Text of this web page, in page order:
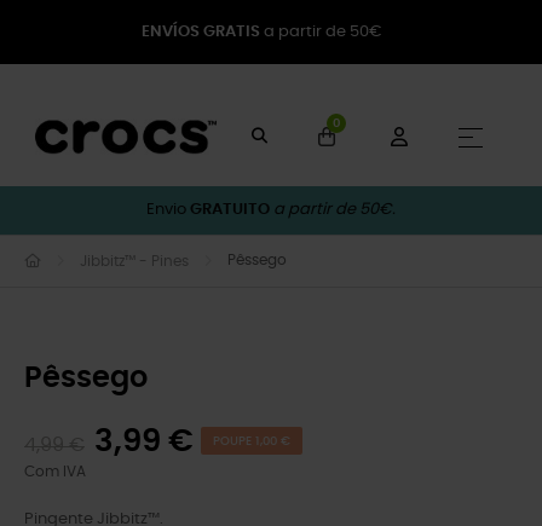
ENVÍOS GRATIS a partir de 50€
0
☰
Envio GRATUITO a partir de 50€.
Jibbitz™ - Pines Pêssego
Pêssego
3,99 € POUPE 1,00 €
Com IVA
Pingente Jibbitz™.